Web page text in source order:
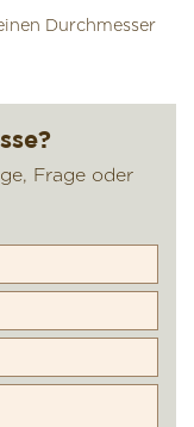
Durchmesser